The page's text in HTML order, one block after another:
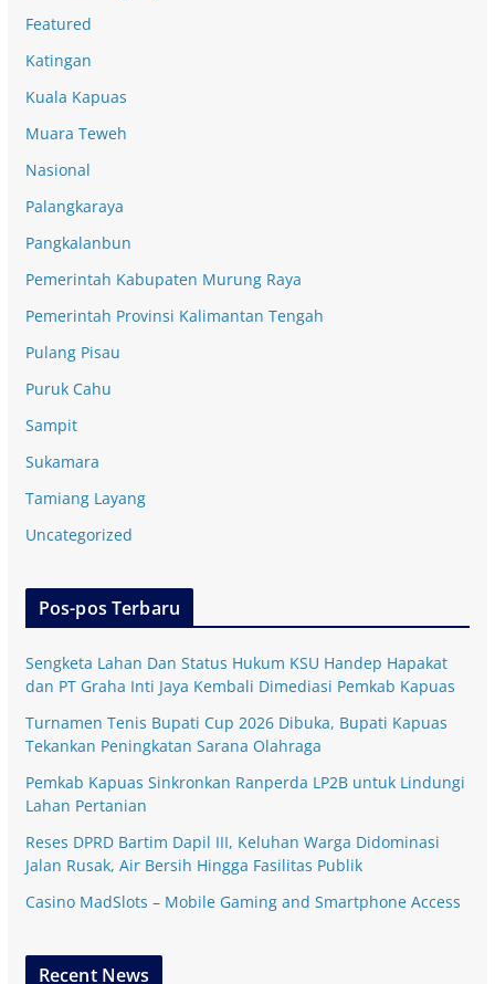
Featured
Katingan
Kuala Kapuas
Muara Teweh
Nasional
Palangkaraya
Pangkalanbun
Pemerintah Kabupaten Murung Raya
Pemerintah Provinsi Kalimantan Tengah
Pulang Pisau
Puruk Cahu
Sampit
Sukamara
Tamiang Layang
Uncategorized
Pos-pos Terbaru
Sengketa Lahan Dan Status Hukum KSU Handep Hapakat
dan PT Graha Inti Jaya Kembali Dimediasi Pemkab Kapuas
Turnamen Tenis Bupati Cup 2026 Dibuka, Bupati Kapuas
Tekankan Peningkatan Sarana Olahraga
Pemkab Kapuas Sinkronkan Ranperda LP2B untuk Lindungi
Lahan Pertanian
Reses DPRD Bartim Dapil III, Keluhan Warga Didominasi
Jalan Rusak, Air Bersih Hingga Fasilitas Publik
Casino MadSlots – Mobile Gaming and Smartphone Access
Recent News